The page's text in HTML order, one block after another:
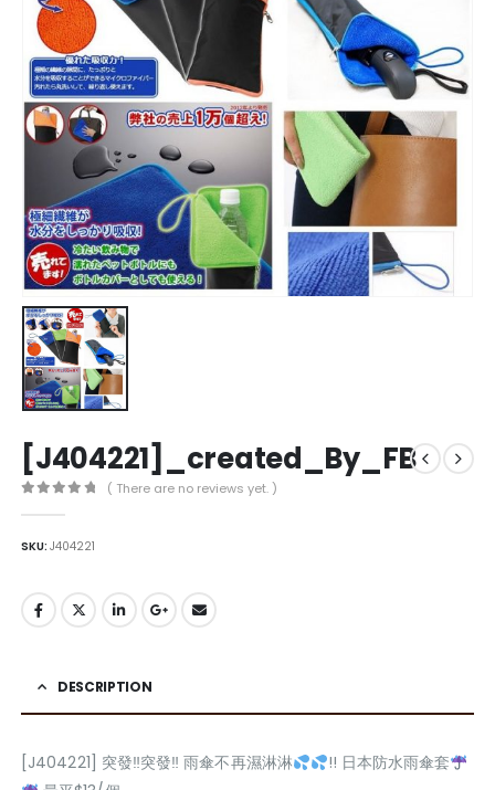
[J404221]_created_By_FB
( There are no reviews yet. )
SKU:J404221
DESCRIPTION
[J404221] 突發‼突發‼ 雨傘不再濕淋淋
!! 日本防水雨傘套